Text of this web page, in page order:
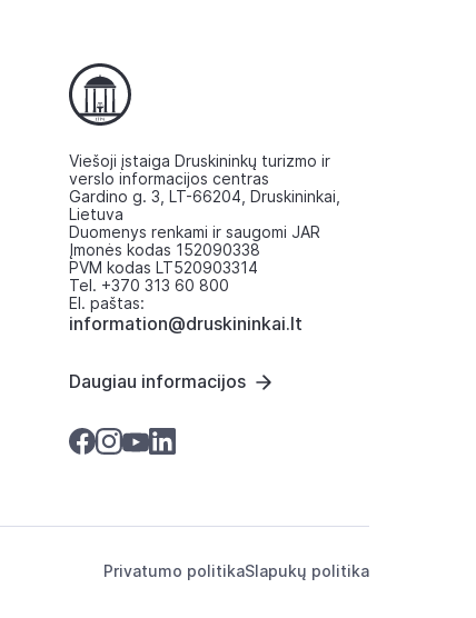
Viešoji įstaiga Druskininkų turizmo ir
verslo informacijos centras
Gardino g. 3, LT-66204, Druskininkai,
Lietuva
Duomenys renkami ir saugomi JAR
Įmonės kodas 152090338
PVM kodas LT520903314
Tel. +370 313 60 800
El. paštas:
information@druskininkai.lt
Daugiau informacijos
Privatumo politikaSlapukų politika